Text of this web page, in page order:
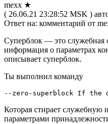
mexx ★
( 26.06.21 23:28:52 MSK )
Ответ на: комментарий от
Суперблок — это служебная
информация о параметрах
описывает суперблок.
Ты выполнил команду
--zero-superblock If the
Которая стирает служебную
параметрами